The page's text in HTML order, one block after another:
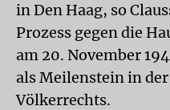
in Den Haag, so
Prozess gegen die
am 20. November
als Meilenstein in
Völkerrechts.